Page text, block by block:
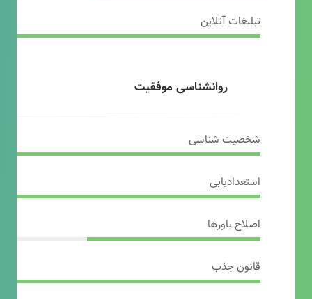
تبلیغات آنلاین
روانشناسی موفقیت
شخصیت شناسی
استعدادیابی
اصلاح باورها
قانون جذب